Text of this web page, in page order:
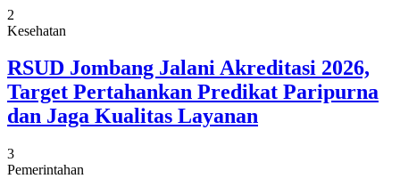
2
Kesehatan
RSUD Jombang Jalani Akreditasi 2026,
Target Pertahankan Predikat Paripurna
dan Jaga Kualitas Layanan
3
Pemerintahan